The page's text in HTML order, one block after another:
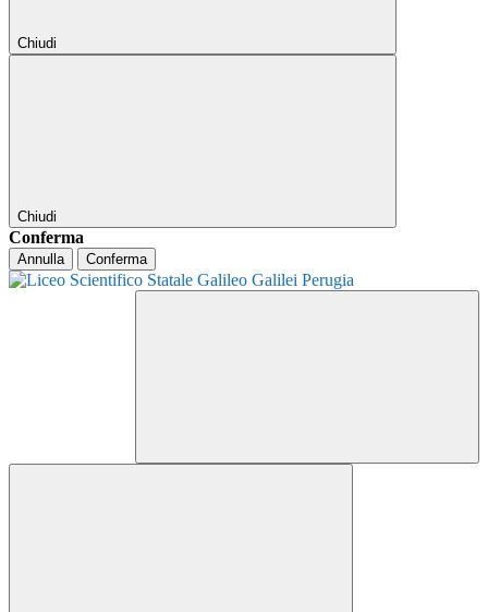
Chiudi
Chiudi
Conferma
Annulla Conferma